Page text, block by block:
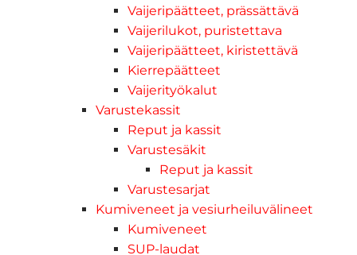
Vaijeripäätteet, prässättävä
Vaijerilukot, puristettava
Vaijeripäätteet, kiristettävä
Kierrepäätteet
Vaijerityökalut
Varustekassit
Reput ja kassit
Varustesäkit
Reput ja kassit
Varustesarjat
Kumiveneet ja vesiurheiluvälineet
Kumiveneet
SUP-laudat